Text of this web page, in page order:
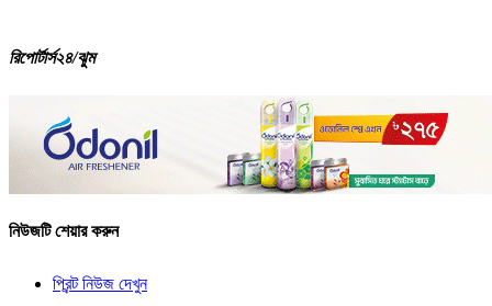
রিপোর্টার্স২৪/ঝুম
নিউজটি শেয়ার করুন
প্রিন্ট নিউজ দেখুন